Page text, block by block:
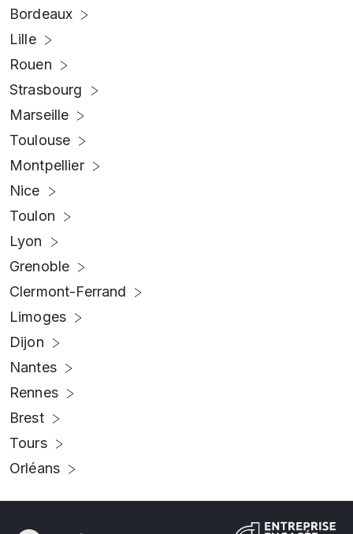
Bordeaux
Lille
Rouen
Strasbourg
Marseille
Toulouse
Montpellier
Nice
Toulon
Lyon
Grenoble
Clermont-Ferrand
Limoges
Dijon
Nantes
Rennes
Brest
Tours
Orléans